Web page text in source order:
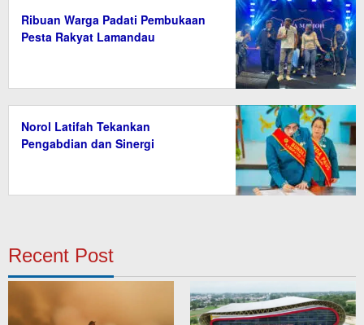
Ribuan Warga Padati Pembukaan
Pesta Rakyat Lamandau
Norol Latifah Tekankan
Pengabdian dan Sinergi
Recent Post